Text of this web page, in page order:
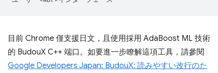
目前 Chrome 僅支援日文，且使用採用 AdaBoost ML 技術
的 BudouX C++ 端口。如要進一步瞭解這項工具，請參閱
Google Developers Japan: BudouX: 読みやすい改行のた